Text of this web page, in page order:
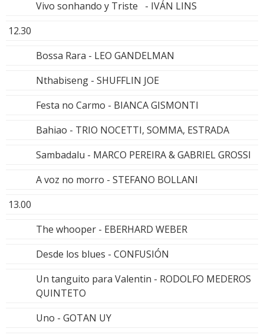
Vivo sonhando y Triste - IVÁN LINS
12.30
Bossa Rara - LEO GANDELMAN
Nthabiseng - SHUFFLIN JOE
Festa no Carmo - BIANCA GISMONTI
Bahiao - TRIO NOCETTI, SOMMA, ESTRADA
Sambadalu - MARCO PEREIRA & GABRIEL GROSSI
A voz no morro - STEFANO BOLLANI
13.00
The whooper - EBERHARD WEBER
Desde los blues - CONFUSIÓN
Un tanguito para Valentin - RODOLFO MEDEROS
QUINTETO
Uno - GOTAN UY